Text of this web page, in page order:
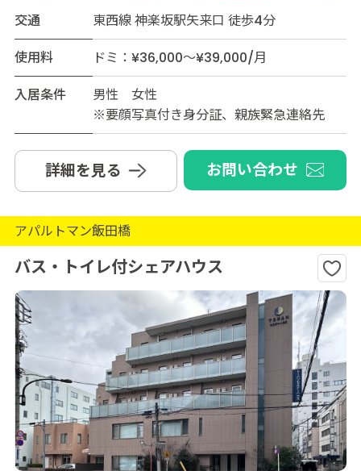
交通
東西線 神楽坂駅矢来口 徒歩4分
使用料
ドミ：¥36,000～¥39,000/月
入居条件
男性 女性
※要顔写真付き身分証、親族緊急連絡先
詳細を見る お問い合わせ
アパルトマン飯田橋
バス・トイレ付シェアハウス